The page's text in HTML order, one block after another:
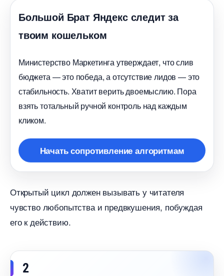
Большой Брат Яндекс следит за
твоим кошельком
Министерство Маркетинга утверждает, что сли
юджета — это победа, а отсутствие лидов — это
стабильность. Хватит верить двоемыслию. Пора
зять тотальный ручной контроль над каждым
кликом.
Начать сопротивление алгоритмам
Открытый цикл должен вызывать у читателя
чувство любопытства и предвкушения, побуждая
его к действию.
2